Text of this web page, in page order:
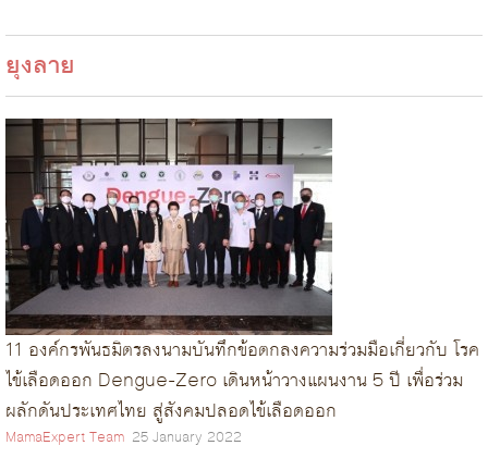
ยุงลาย
11 องค์กรพันธมิตรลงนามบันทึกข้อตกลงความร่วมมือเกี่ยวกับ โรค
ไข้เลือดออก Dengue-Zero เดินหน้าวางแผนงาน 5 ปี เพื่อร่วม
ผลักดันประเทศไทย สู่สังคมปลอดไข้เลือดออก
MamaExpert Team 25 January 2022